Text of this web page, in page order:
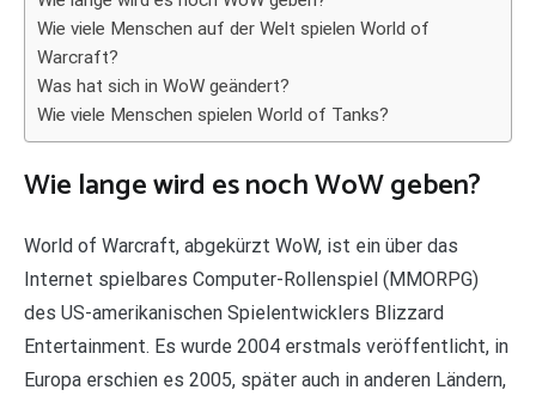
Wie viele Menschen auf der Welt spielen World of
Warcraft?
Was hat sich in WoW geändert?
Wie viele Menschen spielen World of Tanks?
Wie lange wird es noch WoW geben?
World of Warcraft, abgekürzt WoW, ist ein über das
Internet spielbares Computer-Rollenspiel (MMORPG)
des US-amerikanischen Spielentwicklers Blizzard
Entertainment. Es wurde 2004 erstmals veröffentlicht, in
Europa erschien es 2005, später auch in anderen Ländern,